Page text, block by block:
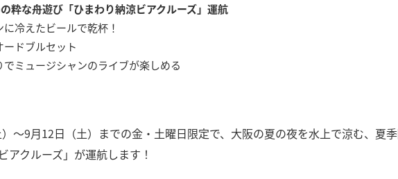
粋な舟遊び「ひまわり納涼ビアクルーズ」運航
に冷えたビールで乾杯！
ードブルセット
でミュージシャンのライブが楽しめる
～9月12日（土）までの金・土曜日限定で、大阪の夏の夜を水上で涼む、夏
アクルーズ」が運航します！